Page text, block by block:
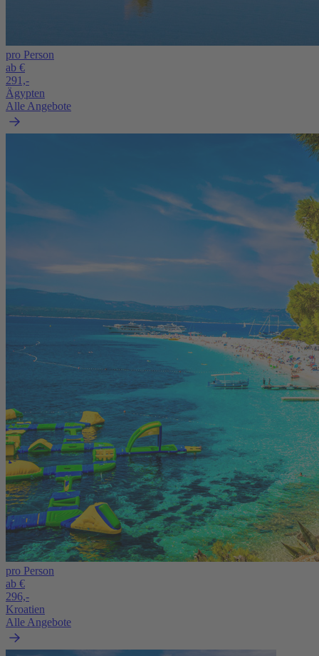
pro Person
ab €
291,-
Ägypten
Alle Angebote
pro Person
ab €
296,-
Kroatien
Alle Angebote